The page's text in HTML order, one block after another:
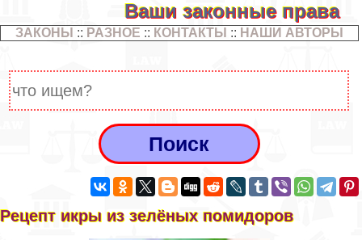
Ваши законные права
ЗАКОНЫ :: РАЗНОЕ :: КОНТАКТЫ :: НАШИ АВТОРЫ
Рецепт икры из зелёных помидоров